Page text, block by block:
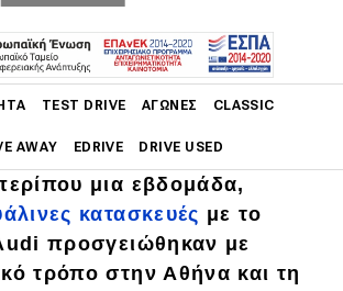
TEST DRIVE ΑΓΏΝΕΣ CLASSIC
AWAY EDRIVE DRIVE USED
μια εβδομάδα,
κατασκευές με το
προσγειώθηκαν με
τρόπο στην Αθήνα και τη